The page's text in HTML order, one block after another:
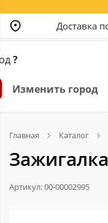
?
Изменить город
Доставка
Магазин
Главная Каталог
Артикул: 00-00002995